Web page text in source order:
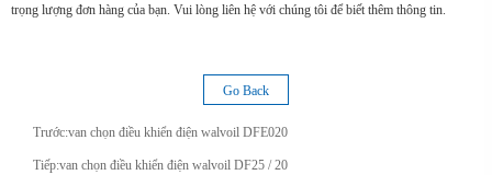
trọng lượng đơn hàng của bạn. Vui lòng liên hệ với chúng tôi để biết thêm thông tin.
Go Back
Trước:van chọn điều khiển điện walvoil DFE020
Tiếp:van chọn điều khiển điện walvoil DF25 / 20